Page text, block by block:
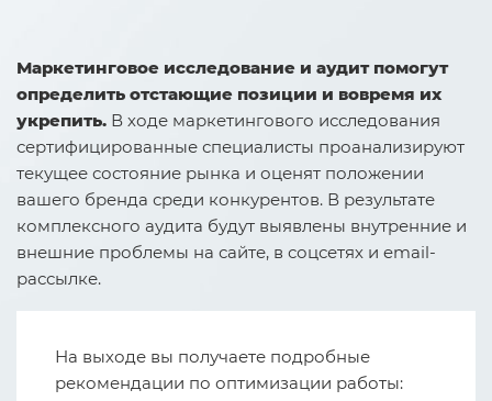
Маркетинговое исследование и аудит помогут
определить отстающие позиции и вовремя их
укрепить. В ходе маркетингового исследования
сертифицированные специалисты проанализируют
текущее состояние рынка и оценят положении
вашего бренда среди конкурентов. В результате
комплексного аудита будут выявлены внутренние и
внешние проблемы на сайте, в соцсетях и email-
рассылке.
На выходе вы получаете подробные
рекомендации по оптимизации работы: